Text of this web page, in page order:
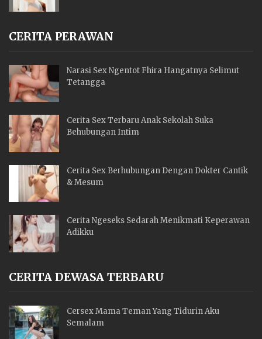
CERITA PERAWAN
Narasi Sex Ngentot Fhira Hangatnya Selimut
Tetangga
Cerita Sex Terbaru Anak Sekolah Suka
Behubungan Intim
Cerita Sex Berhubungan Dengan Dokter Cantik
& Mesum
Cerita Ngeseks Sedarah Menikmati Keperawan
Adikku
CERITA DEWASA TERBARU
Cersex Mama Teman Yang Tidurin Aku
Semalam